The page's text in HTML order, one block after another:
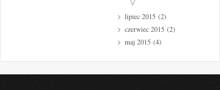
lipiec 2015 (2)
czerwiec 2015 (2)
maj 2015 (4)